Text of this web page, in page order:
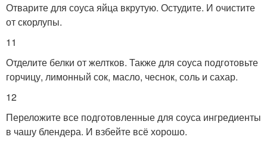
Отварите для соуса яйца вкрутую. Остудите. И очистите
от скорлупы.
11
Отделите белки от желтков. Также для соуса подготовьте
горчицу, лимонный сок, масло, чеснок, соль и сахар.
12
Переложите все подготовленные для соуса ингредиенты
в чашу блендера. И взбейте всё хорошо.